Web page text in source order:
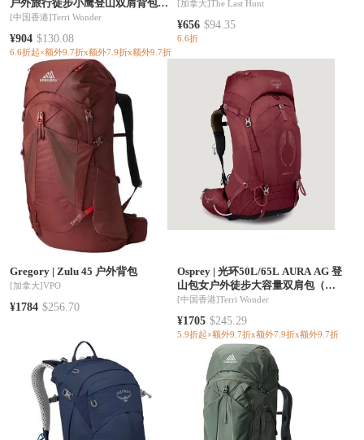
户外旅行徒步小鹰登山双肩背包女
25年新品（香港仓发货）
[中国香港]Terri Wonder
¥904 $130.08
6.6折起×额外9.7折x额外7.9折x额外9.7折
[加拿大]The Last Hunt
¥656 $94.35
6.6折
Gregory| Zulu 45 户外背包
[加拿大]VPO
¥1784 $256.70
Osprey |光环50L/65L AURA AG 登
山包女户外徒步大容量双肩包（香
港仓发货）
[中国香港]Terri Wonder
¥1705 $245.29
5.9折起×额外9.7折x额外7.9折x额外9.7折